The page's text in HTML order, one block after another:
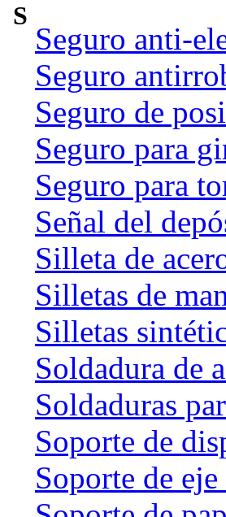
S
Seguro anti-
Seguro
Seguro de
Seguro para
Seguro para
Señal del
Silleta de
Silletas de
Silletas
Soldadura de
Soldaduras
Soporte de
Soporte de